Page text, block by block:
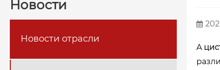
Новости
Новости отрасли
A